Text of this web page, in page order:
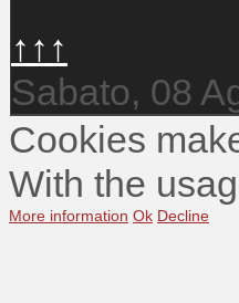
↑↑↑
Sabato, 08
Cookies
With the
More information Ok Decline